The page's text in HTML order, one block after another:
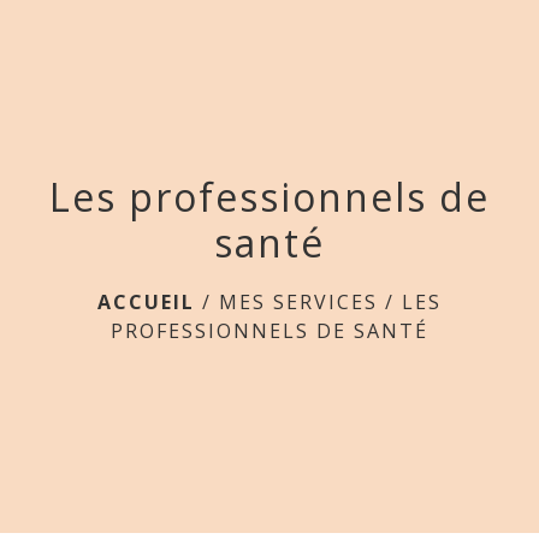
Les professionnels de
santé
ACCUEIL / MES SERVICES / LES
PROFESSIONNELS DE SANTÉ